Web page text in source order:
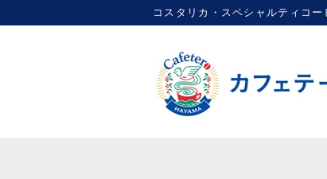
コスタリカ・スペシャルティコ